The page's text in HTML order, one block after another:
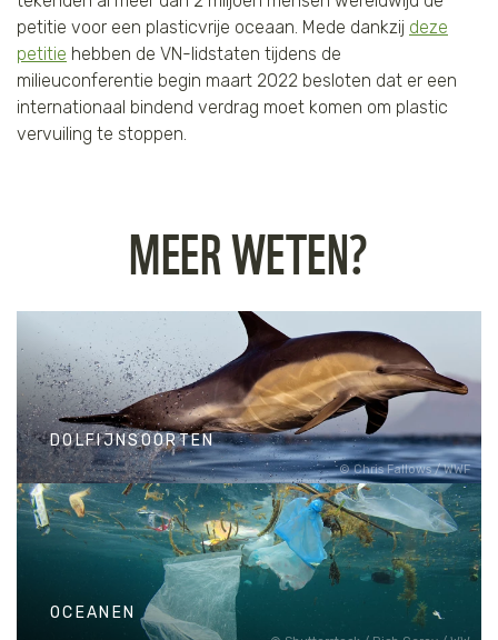
petitie voor een plasticvrije oceaan. Mede dankzij deze
petitie hebben de VN-lidstaten tijdens de
milieuconferentie begin maart 2022 besloten dat er een
internationaal bindend verdrag moet komen om plastic
vervuiling te stoppen.
MEER WETEN?
Chris Fallows / WWF
DOLFIJNSOORTEN
DOLFIJNSOORTEN
Lees meer over de verwanten van
de tuimelaar, zoals bijvoorbeeld
de rivierdolfijn!
OCEANEN